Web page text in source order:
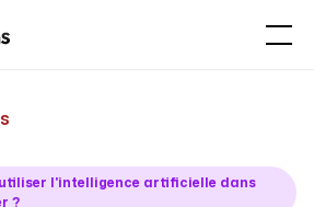
l'intelligence artificielle dans
?